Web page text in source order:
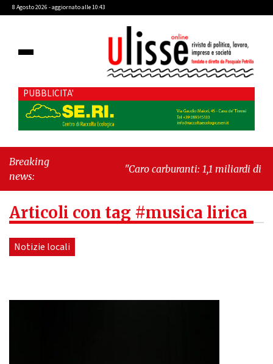
8 Agosto 2026 - aggiornato alle 10:43
PUBBLICITA'
Breaking
news:
"Caro carburanti: 1,1 miliardi di euro
Articoli con tag #musica lirica
Notizie locali